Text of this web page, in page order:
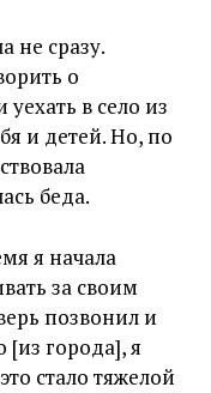
не сразу.
о
в село из
и детей. Но, по
беда.
я начала
за своим
позвонил и
[из города], я
стало тяжелой